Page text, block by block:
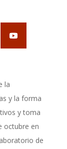
la
y la forma
y toma
octubre en
de